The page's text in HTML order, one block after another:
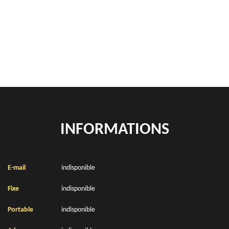
INFORMATIONS
E-mail indisponible
Fixe indisponible
Portable indisponible